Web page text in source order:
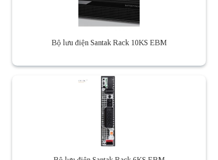
Bộ lưu điện Santak Rack 10KS EBM